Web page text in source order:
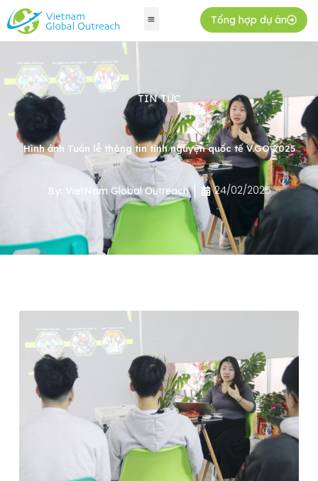
Tổng hợp dự án
TIN TỨC
Hình ảnh Tuần lễ thông tin tình nguyện quốc tế V.GO 2025
By: VietNam Global Outreach 24/02/2025